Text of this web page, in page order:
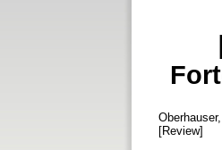
[Review]